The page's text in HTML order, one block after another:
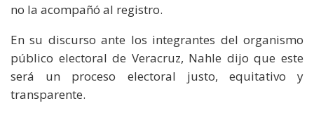
no la acompañó al registro.
En su discurso ante los integrantes del organismo
público electoral de Veracruz, Nahle dijo que este
será un proceso electoral justo, equitativo y
transparente.